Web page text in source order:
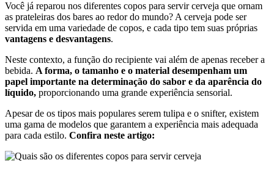
Você já reparou nos diferentes copos para servir cerveja que ornam
as prateleiras dos bares ao redor do mundo? A cerveja pode ser
servida em uma variedade de copos, e cada tipo tem suas próprias
vantagens e desvantagens.
Neste contexto, a função do recipiente vai além de apenas receber a
bebida. A forma, o tamanho e o material desempenham um
papel importante na determinação do sabor e da aparência do
líquido, proporcionando uma grande experiência sensorial.
Apesar de os tipos mais populares serem tulipa e o snifter, existem
uma gama de modelos que garantem a experiência mais adequada
para cada estilo. Confira neste artigo: